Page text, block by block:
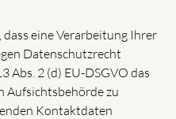
eine Verarbeitung Ihrer
Datenschutzrecht
Abs. 2 (d) EU-DSGVO das
Aufsichtsbehörde zu
Kontaktdaten